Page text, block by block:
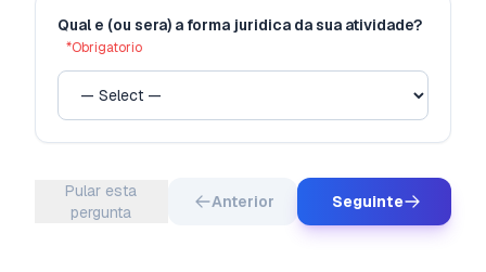
Qual e (ou sera) a forma juridica da sua atividade?
*Obrigatorio
Pular esta
pergunta
Anterior Seguinte